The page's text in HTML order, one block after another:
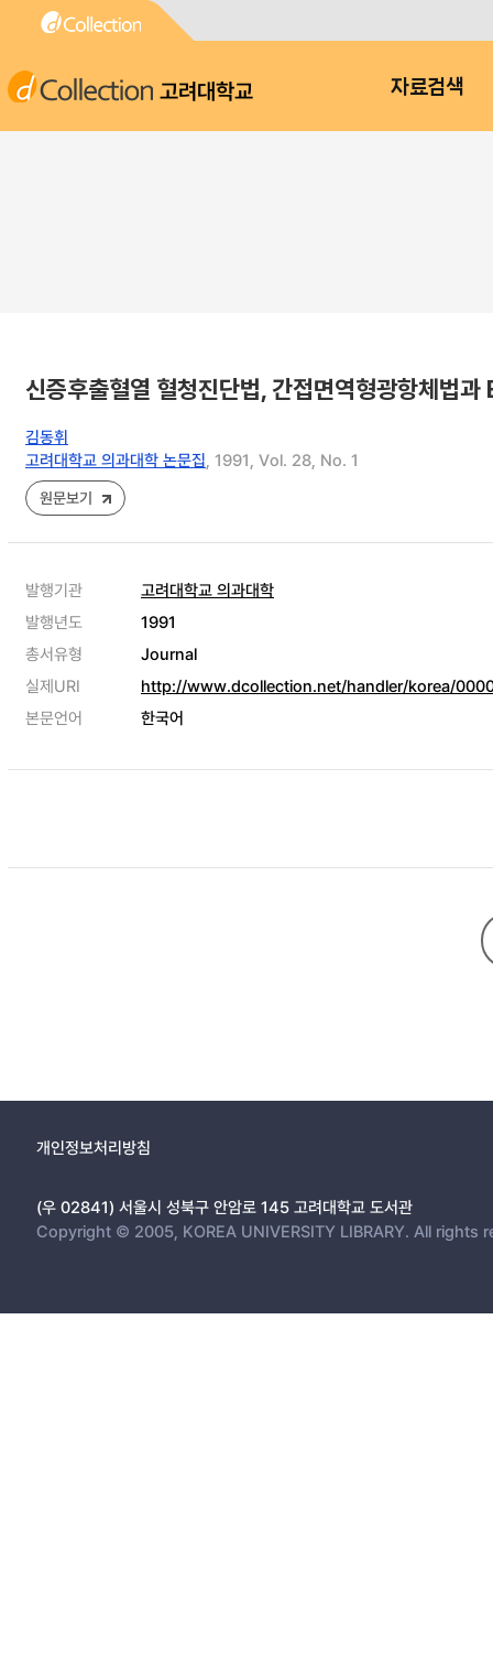
고려대학교 자료검색
신증후출혈열 혈청진단법, 간접면역형광항체법
김동휘
고려대학교 의과대학 논문집, 1991, Vol. 28, No. 1
원문보기
발행기관
고려대학교 의과대학
발행년도
1991
총서유형
Journal
실제URI
http://www.dcollection.net/handler/korea/
본문언어
한국어
개인정보처리방침
(우 02841) 서울시 성북구 안암로 145 고려대학교 도서관
Copyright © 2005, KOREA UNIVERSITY LIBRARY. All rights